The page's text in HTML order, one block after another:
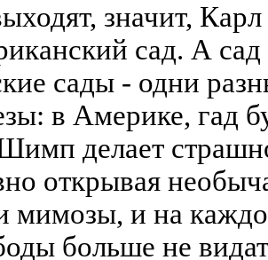
значит,
сад. А
сады - одни
в Америке, гад
делает
открывая
мимозы, и на
больше не